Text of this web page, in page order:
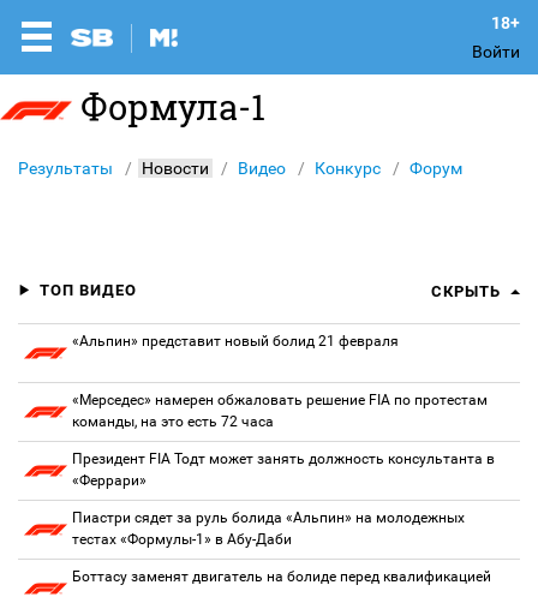
Войти
Формула-1
Результаты Новости Видео Конкурс Форум
ТОП ВИДЕО СКРЫТЬ
«Альпин» представит новый болид 21 февраля
«Мерседес» намерен обжаловать решение FIA по протестам
команды, на это есть 72 часа
Президент FIA Тодт может занять должность консультанта в
«Феррари»
Пиастри сядет за руль болида «Альпин» на молодежных
тестах «Формулы-1» в Абу-Даби
Боттасу заменят двигатель на болиде перед квалификацией